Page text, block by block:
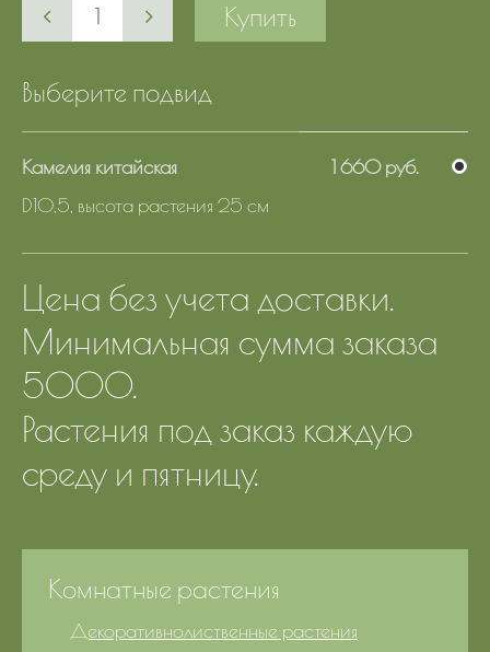
Купить
Выберите подвид
Камелия китайская
D10,5, высота растения 25 см
1 660 руб.
Цена без учета доставки.
Минимальная сумма заказа
5000.
Растения под заказ каждую
среду и пятницу.
Комнатные растения
Декоративнолиственные растения